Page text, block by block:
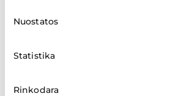
Nuostatos
Statistika
Rinkodara
Parduotuvių